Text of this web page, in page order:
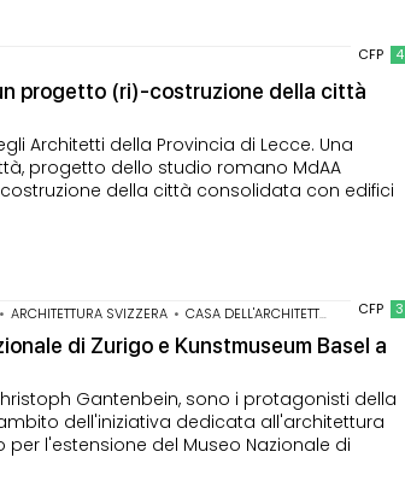
CFP 4
progetto (ri)-costruzione della città
Architetti della Provincia di Lecce. Una
progetto dello studio romano MdAA
della città consolidata con edifici
CFP 3
• ARCHITETTURA SVIZZERA • CASA DELL'ARCHITETTURA ROMA •
di Zurigo e Kunstmuseum Basel a
Gantenbein, sono i protagonisti della
dell'iniziativa dedicata all'architettura
l'estensione del Museo Nazionale di